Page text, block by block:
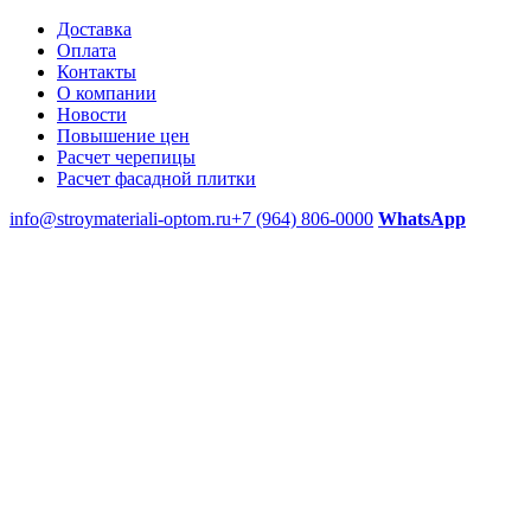
Доставка
Оплата
Контакты
О компании
Новости
Повышение цен
Расчет черепицы
Расчет фасадной плитки
info@stroymateriali-optom.ru+7 (964) 806-0000 WhatsApp